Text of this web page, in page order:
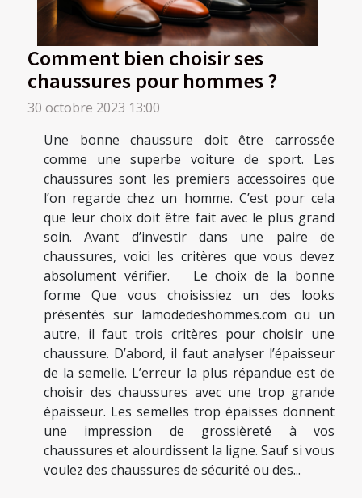
Comment bien choisir ses
chaussures pour hommes ?
30 octobre 2023 13:00
Une bonne chaussure doit être carrossée
comme une superbe voiture de sport. Les
chaussures sont les premiers accessoires que
l’on regarde chez un homme. C’est pour cela
que leur choix doit être fait avec le plus grand
soin. Avant d’investir dans une paire de
chaussures, voici les critères que vous devez
absolument vérifier. Le choix de la bonne
forme Que vous choisissiez un des looks
présentés sur lamodedeshommes.com ou un
autre, il faut trois critères pour choisir une
chaussure. D’abord, il faut analyser l’épaisseur
de la semelle. L’erreur la plus répandue est de
choisir des chaussures avec une trop grande
épaisseur. Les semelles trop épaisses donnent
une impression de grossièreté à vos
chaussures et alourdissent la ligne. Sauf si vous
voulez des chaussures de sécurité ou des...